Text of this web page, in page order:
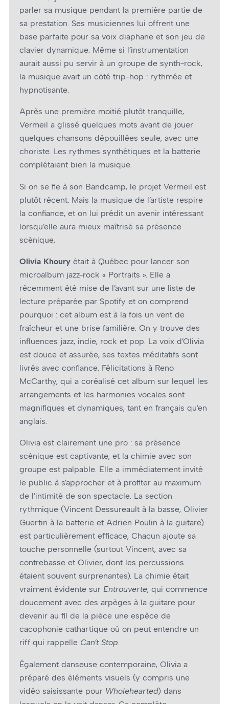
parler sa musique pendant la première partie de
sa prestation. Ses musiciennes lui offrent une
base parfaite pour sa voix diaphane et son jeu de
clavier dynamique. Même si l’instrumentation
aurait aussi pu servir à un groupe de synth-rock,
la musique avait un côté trip-hop : rythmée et
hypnotisante.
Après une première moitié plutôt tranquille,
Vermeil a glissé quelques mots avant de jouer
quelques chansons dépouillées seule, avec une
choriste. Les rythmes synthétiques et la batterie
complétaient bien la musique.
Si on se fie à son Bandcamp, le projet Vermeil est
plutôt récent. Mais la musique de l’artiste respire
la confiance, et on lui prédit un avenir intéressant
lorsqu’elle aura mieux maîtrisé sa présence
scénique,
Olivia Khoury était à Québec pour lancer son
microalbum jazz-rock « Portraits ». Elle a
récemment été mise de l’avant sur une liste de
lecture préparée par Spotify et on comprend
pourquoi : cet album est à la fois un vent de
fraîcheur et une brise familière. On y trouve des
influences jazz, indie, rock et pop. La voix d’Olivia
est douce et assurée, ses textes méditatifs sont
livrés avec confiance. Félicitations à Reno
McCarthy, qui a coréalisé cet album sur lequel les
arrangements et les harmonies vocales sont
magnifiques et dynamiques, tant en français qu’en
anglais.
Olivia est clairement une pro : sa présence
scénique est captivante, et la chimie avec son
groupe est palpable. Elle a immédiatement invité
le public à s’approcher et à profiter au maximum
de l’intimité de son spectacle. La section
rythmique (Vincent Dessureault à la basse, Olivier
Guertin à la batterie et Adrien Poulin à la guitare)
est particulièrement efficace, Chacun ajoute sa
touche personnelle (surtout Vincent, avec sa
contrebasse et Olivier, dont les percussions
étaient souvent surprenantes). La chimie était
vraiment évidente sur Entrouverte, qui commence
doucement avec des arpèges à la guitare pour
devenir au fil de la pièce une espèce de
cacophonie cathartique où on peut entendre un
riff qui rappelle Can’t Stop.
Également danseuse contemporaine, Olivia a
préparé des éléments visuels (y compris une
vidéo saisissante pour Wholehearted) dans